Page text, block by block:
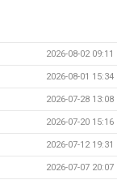
2026-08-02 09:11
2026-08-01 15:34
2026-07-28 13:08
2026-07-20 15:16
2026-07-12 19:31
2026-07-07 20:07